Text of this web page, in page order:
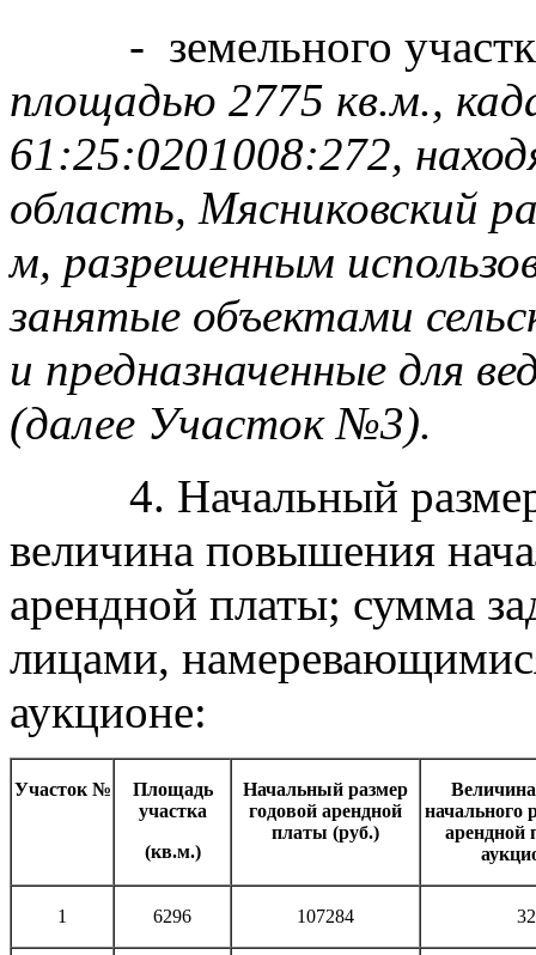
- земельного
площадью 2775 кв.м.,
61:25:0201008:272,
область, Мясниковский
м, разрешенным
занятые объектами
и предназначенные для
(далее Участок №3).
4. Начальный размер
величина повышения
арендной платы; сумма
лицами,
аукционе:
Участок №
Площадь
участка
(кв.м.)
Начальный размер
годовой арендной
платы (руб.)
начального
арендной
1 6296 107284